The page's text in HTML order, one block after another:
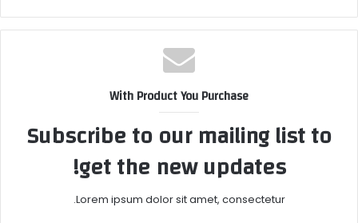
With Product You Purchase
Subscribe to our mailing list to
get the new updates!
Lorem ipsum dolor sit amet, consectetur.